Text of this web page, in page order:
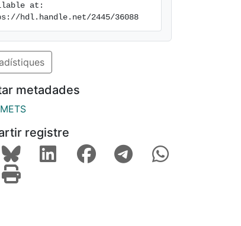
at:
hdl.handle.net/2445/36088
metadades
METS
registre